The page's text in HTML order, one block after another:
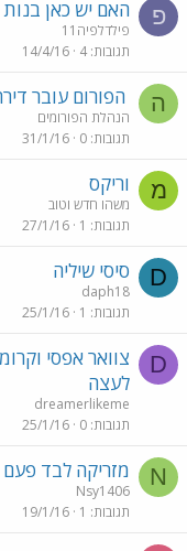
פ האם יש כאן
פילדלפיה11
תגובות 4
14/4/16
ה הפורום עובר
הנהלת הפורומים
תגובות 0
31/1/16
מ וריקס
משהו חדש וטוב
תגובות 1
27/1/16
D סיסי שיליה
daph18
תגובות 1
25/1/16
D
צוואר אפסי
לעצה
dreamerlikeme
תגובות 0
25/1/16
N מזריקה לבד
Nsy1406
תגובות 1
19/1/16